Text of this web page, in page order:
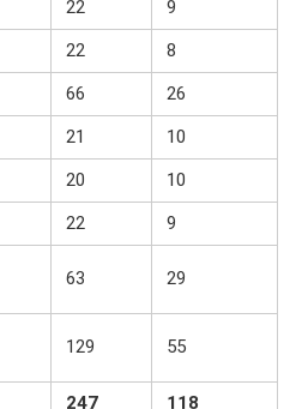
22
9
22
8
66
26
21
10
20
10
22
9
63 29
129 55
247
118